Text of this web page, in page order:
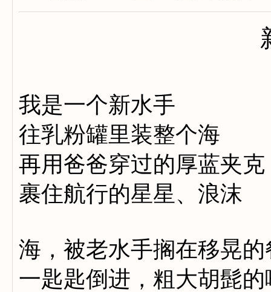
我是一个新水手
往乳粉罐里装整个海
再用爸爸穿过的厚蓝夹克
裹住航行的星星、浪沫
海，被老水手搁在移晃的
一匙匙倒进，粗大胡髭